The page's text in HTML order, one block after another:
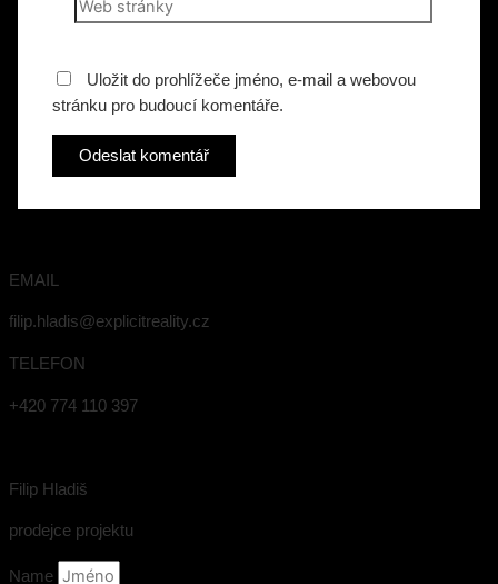
stránky
Uložit do prohlížeče jméno, e-mail a webovou
stránku pro budoucí komentáře.
EMAIL
filip.hladis@explicitreality.cz
TELEFON
+420 774 110 397
Filip Hladiš
prodejce projektu
Name